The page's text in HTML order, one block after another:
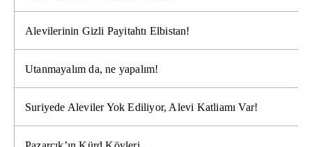
Alevilerinin Gizli Payitahtı Elbistan!
Utanmayalım da, ne yapalım!
Suriyede Aleviler Yok Ediliyor, Alevi Katliamı Var!